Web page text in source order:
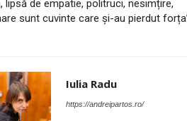
lipsă de empatie, politruci, nesimțire,
sunt cuvinte care și-au pierdut
Iulia Radu
https://andreipartos.ro/